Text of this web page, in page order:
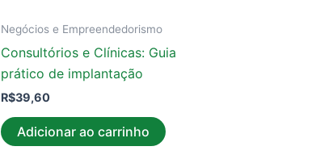
Negócios e Empreendedorismo
Consultórios e Clínicas: Guia
prático de implantação
R$39,60
Adicionar ao carrinho